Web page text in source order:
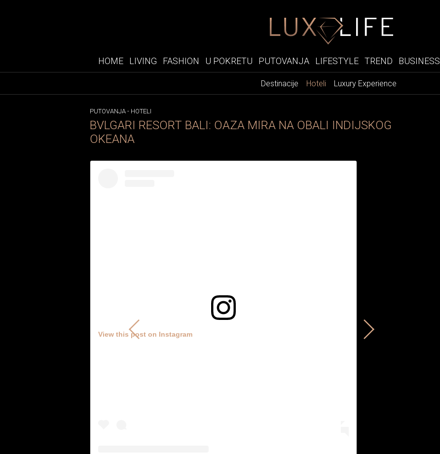
HOME LIVING FASHION U POKRETU PUTOVANJA LIFESTYLE TREND BUSINESS
Destinacije Hoteli Luxury Experience
PUTOVANJA - HOTELI
BVLGARI RESORT BALI: OAZA MIRA NA OBALI INDIJSKOG
OKEANA
View this post on Instagram